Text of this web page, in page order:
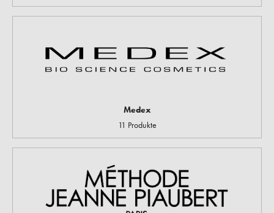
Medex
11 Produkte